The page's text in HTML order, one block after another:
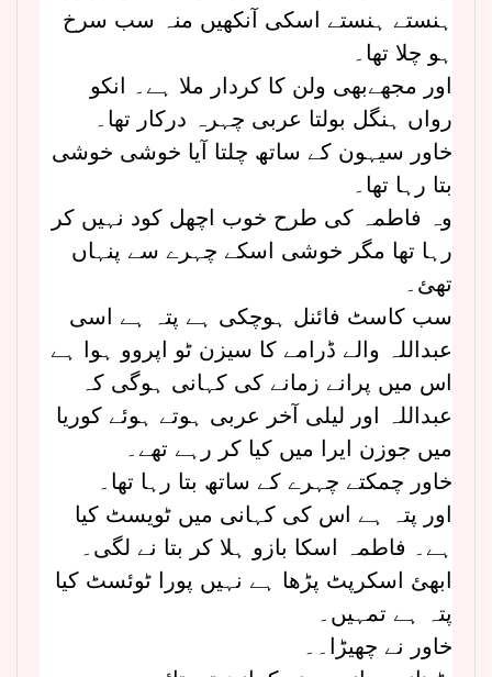
ہنستے ہنستے اسکی آنکھیں منہ سب سرخ
ہو چلا تھا۔
اور مجھےبھی ولن کا کردار ملا ہے۔ انکو
رواں ہنگل بولتا عربی چہرہ درکار تھا۔
خاور سیہون کے ساتھ چلتا آیا خوشی خوشی
بتا رہا تھا۔
وہ فاطمہ کی طرح خوب اچھل کود نہیں کر
رہا تھا مگر خوشی اسکے چہرے سے پنہاں
تھئ۔
سب کاسٹ فائنل ہوچکی ہے پتہ ہے اسی
عبداللہ والے ڈرامے کا سیزن ٹو اپروو ہوا ہے
اس میں پرانے زمانے کی کہانی ہوگی کہ
عبداللہ اور لیلی آخر عربی ہوتے ہوئے کوریا
میں جوزن ایرا میں کیا کر رہے تھے۔
خاور چمکتے چہرے کے ساتھ بتا رہا تھا۔
اور پتہ ہے اس کی کہانی میں ٹویسٹ کیا
ہے۔ فاطمہ اسکا بازو ہلا کر بتا نے لگی۔
ابھئ اسکرپٹ پڑھا ہے نہیں پورا ٹوئسٹ کیا
پتہ ہے تمہیں۔
خاور نے چھیڑا۔۔